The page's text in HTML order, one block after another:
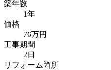
築年数
1年
価格
76万円
工事期間
2日
リフォーム箇所